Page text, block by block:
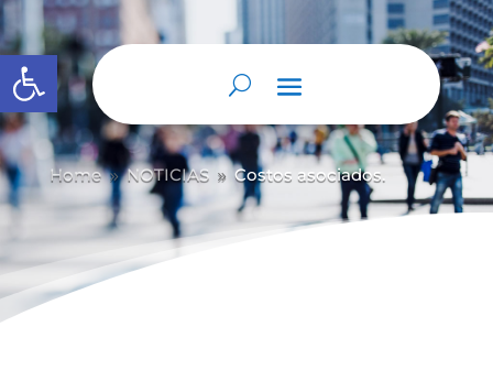
Abrir barra de herramientas
Home 9 NOTICIAS 9 Costos asociados.